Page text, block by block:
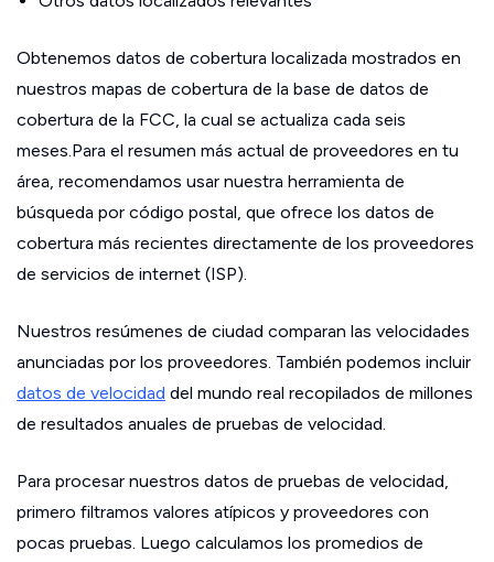
Obtenemos datos de cobertura localizada mostrados en
nuestros mapas de cobertura de la base de datos de
cobertura de la FCC, la cual se actualiza cada seis
meses.Para el resumen más actual de proveedores en tu
área, recomendamos usar nuestra herramienta de
búsqueda por código postal, que ofrece los datos de
cobertura más recientes directamente de los proveedores
de servicios de internet (ISP).
Nuestros resúmenes de ciudad comparan las velocidades
anunciadas por los proveedores. También podemos incluir
datos de velocidad del mundo real recopilados de millones
de resultados anuales de pruebas de velocidad.
Para procesar nuestros datos de pruebas de velocidad,
primero filtramos valores atípicos y proveedores con
pocas pruebas. Luego calculamos los promedios de